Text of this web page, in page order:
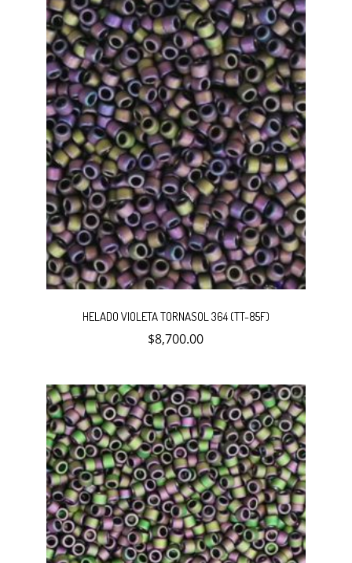
HELADO VIOLETA TORNASOL 364 (TT-85F)
$8,700.00